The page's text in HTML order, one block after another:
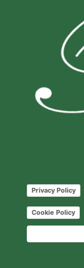
Privacy Policy
Cookie Policy